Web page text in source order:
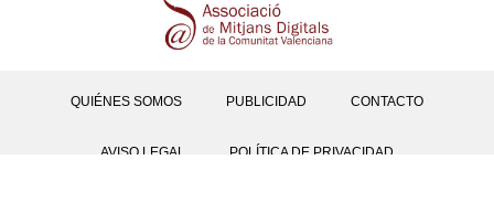
QUIÉNES SOMOS PUBLICIDAD CONTACTO
AVISO LEGAL POLÍTICA DE PRIVACIDAD